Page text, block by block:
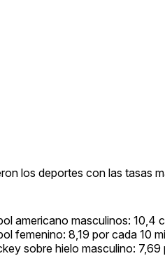
los deportes con las tasas
americano masculinos: 10,4
femenino: 8,19 por cada 10
sobre hielo masculino: 7,69